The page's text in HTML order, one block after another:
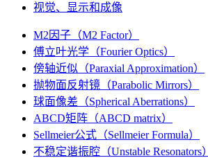
视觉、显示和成像
M2因子（M2 Factor）
傅立叶光学（Fourier Optics）
傍轴近似（Paraxial Approximation）
抛物面反射镜（Parabolic Mirrors）
球面像差（Spherical Aberrations）
ABCD矩阵（ABCD matrix）
Sellmeier公式（Sellmeier Formula）
不稳定谐振腔（Unstable Resonators）